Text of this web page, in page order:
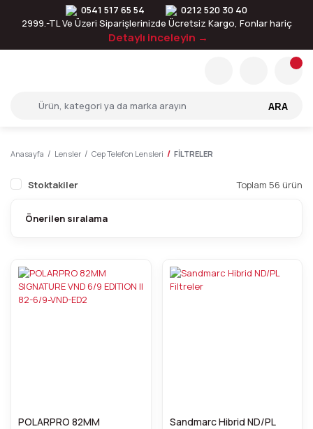
0541 517 65 54
0212 520 30 40
2999.-TL Ve Üzeri Siparişlerinizde Ücretsiz Kargo, Fonlar hariç
Detaylı inceleyin →
ARA
Anasayfa Lensler Cep Telefon Lensleri FİLTRELER
Stoktakiler Toplam 56 ürün
POLARPRO 82MM
Sandmarc Hibrid ND/PL